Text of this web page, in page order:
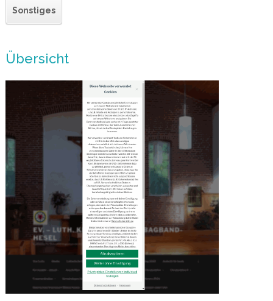
Sonstiges
Übersicht